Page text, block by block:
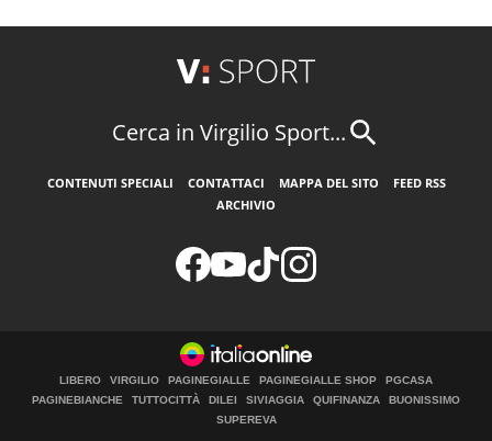
Cerca in Virgilio Sport...
CONTENUTI SPECIALI CONTATTACI MAPPA DEL SITO
FEED RSS
ARCHIVIO
LIBERO VIRGILIO PAGINEGIALLE PAGINEGIALLE SHOP
PGCASA
PAGINEBIANCHE
TUTTOCITTÀ DILEI SIVIAGGIA QUIFINANZA
BUONISSIMO
SUPEREVA